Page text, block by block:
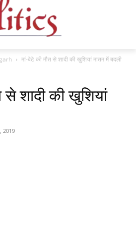
मां-बेटे की मौत से शादी की खुशियां मातम में बदली
से शादी की खुशियां
2019